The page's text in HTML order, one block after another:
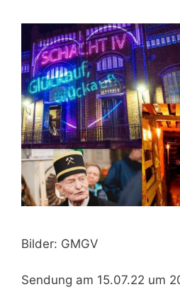
Bilder: GMGV
Sendung am 15.07.22 um